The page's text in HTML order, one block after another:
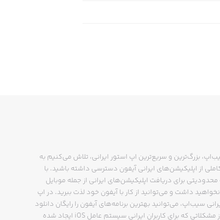
بزرگ‌ترین و سریع‌ترین اپ استور ایرانی، تلاش می‌کنیم به
از اپلیکیشن‌های ایرانی آیفون دسترسی داشته باشید. با
برای دریافت اپلیکیشن‌های ایرانی از جمله موبایل
داشت و می‌توانید از کار با آیفون خود لذت ببرید. در اپ
سیب‌اپ، می‌توانید بهترین برنامه‌های آیفون را رایگان دانلود
کنید و از مشکلاتی که برای کاربران ایرانی سیستم عامل iOS ایجاد شده